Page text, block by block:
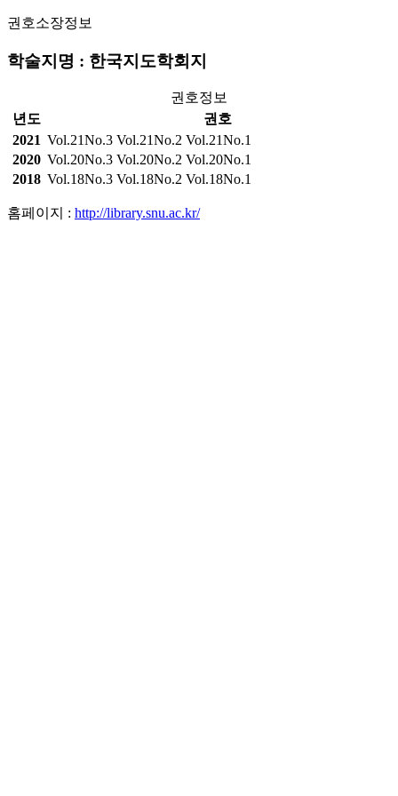
권호소장정보
학술지명 : 한국지도학회지
권호정보
년도
권호
2021 Vol.21No.3 Vol.21No.2 Vol.21No.1
2020 Vol.20No.3 Vol.20No.2 Vol.20No.1
2018 Vol.18No.3 Vol.18No.2 Vol.18No.1
홈페이지 : http://library.snu.ac.kr/